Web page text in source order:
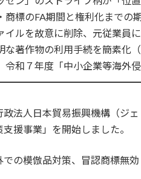
標のFA期間と権利化までの
イルを故意に削除、元従業員
著作物の利用手続を簡素化（
和７年度「中小企業等海外侵
政法人日本貿易振興機構（ジ
援事業」を開始しました。
の模倣品対策、冒認商標無